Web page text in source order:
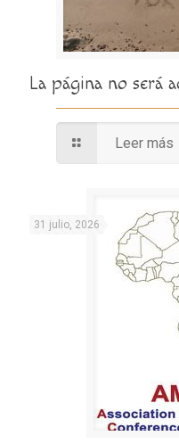
La página no será
Leer más
31 julio, 2026